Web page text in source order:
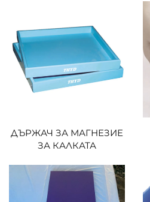
напреднали спортници
ДЪРЖАЧ ЗА МАГНЕЗИЕ
ЗА КАЛКАТА